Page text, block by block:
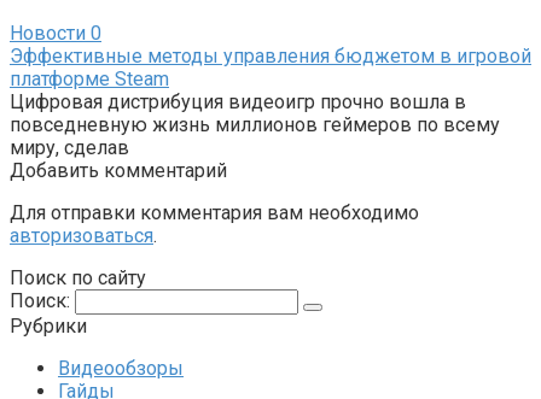
Новости 0
Эффективные методы управления бюджетом в игровой
платформе Steam
Цифровая дистрибуция видеоигр прочно вошла в
повседневную жизнь миллионов геймеров по всему
миру, сделав
Добавить комментарий
Для отправки комментария вам необходимо
авторизоваться.
Поиск по сайту
Поиск:
Рубрики
Видеообзоры
Гайды